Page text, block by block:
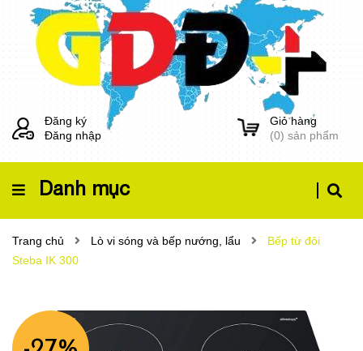
Đăng ký
Đăng nhập
Giỏ hàng
(0) sản phẩm
Danh mục
Trang chủ Lò vi sóng và bếp nướng, lẩu
Bếp từ đôi
Steba IK 300